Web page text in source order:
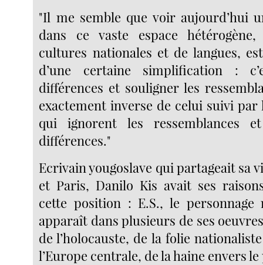
"Il me semble que voir aujourd’hui
dans ce vaste espace
cultures nationales et de langues,
d’une certaine simplification :
différences et souligner les
exactement inverse de celui suivi par
qui ignorent les ressemblances
différences."
Ecrivain yougoslave qui partageait sa
et Paris, Danilo Kis avait ses
cette position : E.S., le personnage
apparaît dans plusieurs de ses
de l’holocauste, de la folie
l’Europe centrale, de la haine envers